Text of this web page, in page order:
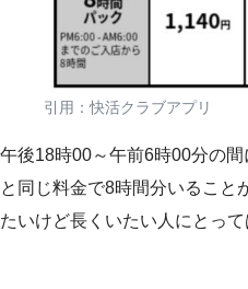
引用：快活クラブアプリ
午後18時00～午前6時00分の
と同じ料金で8時間分いること
たいけど長くいたい人にとっ